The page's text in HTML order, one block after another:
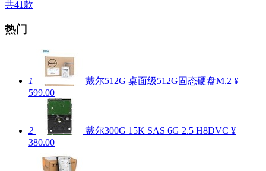
共41款
热门
1 戴尔512G 桌面级512G固态硬盘M.2 ¥
599.00
2 戴尔300G 15K SAS 6G 2.5 H8DVC ¥
380.00